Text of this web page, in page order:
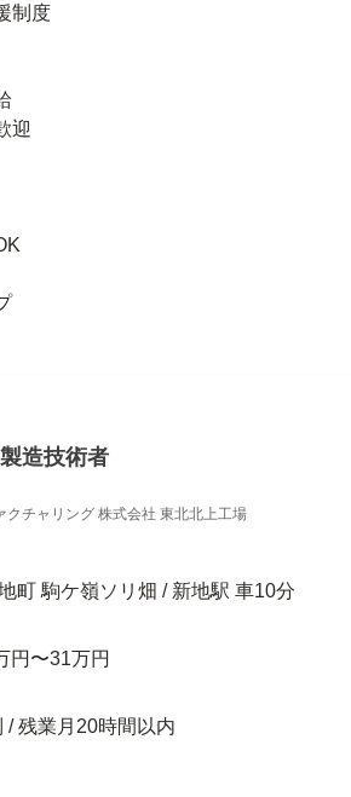
制度
迎
造技術者
クチャリング 株式会社 東北北上工場
町 駒ケ嶺ソリ畑 / 新地駅 車10分
円〜31万円
/ 残業月20時間以内